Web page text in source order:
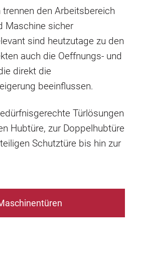
den Arbeitsbereich
Maschine sicher
sind heutzutage zu den
auch die Oeffnungs- und
direkt die
beeinflussen.
Türlösungen
Hubtüre, zur Doppelhubtüre
Schutztüre bis hin zur